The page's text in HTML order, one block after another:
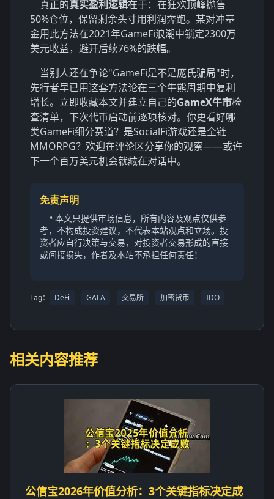
真正的真实盈利逻辑在于：在狂欢顶峰抛售
50%仓位，保留剩余头寸用利润奔跑。某对冲基
金用此方法在2021年GameFi浪潮中锁定2300万
美元收益，避开后续76%的跌幅。
当别人还在争论"GameFi是不是庞氏骗局"时，
先行者早已用这套方法论在三个牛熊周期中复利
增长。立即收藏本文并建立自己的GameX牛市检
查清单，下次代币启动前逐项核对。你更看好哪
类GameFi细分赛道？是SocialFi游戏还是全链
MMORPG？欢迎在评论区分享你的观察——或许
下一个百万美元机会就藏在对话中。
免责声明
• 本文只提供市场信息，所有内容及观点仅供参
考，不构成投资建议，不代表本站观点和立场。投
资者应自行决策与交易，对投资者交易形成的直接
或间接损失，作者及本站不承担任何责任！
Tag： DeFi GALA 交易所 加密货币 IDO
相关内容推荐
公信宝2026年价值分析：3个关键指标决定成